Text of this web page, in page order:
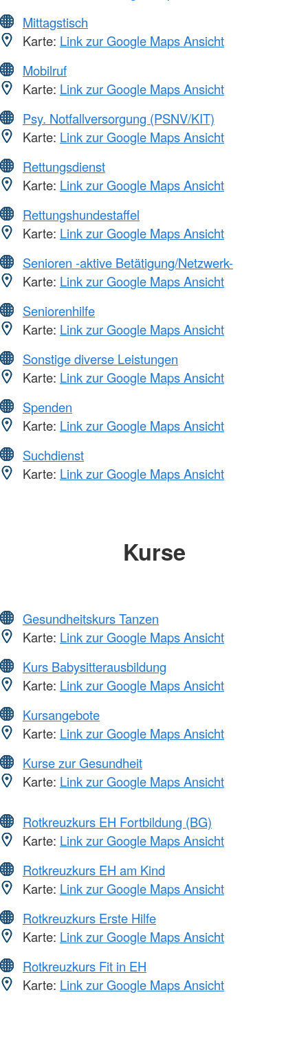
Mittagstisch
Karte: Link zur Google Maps Ansicht
Mobilruf
Karte: Link zur Google Maps Ansicht
Psy. Notfallversorgung (PSNV/KIT)
Karte: Link zur Google Maps Ansicht
Rettungsdienst
Karte: Link zur Google Maps Ansicht
Rettungshundestaffel
Karte: Link zur Google Maps Ansicht
Senioren -aktive Betätigung/Netzwerk-
Karte: Link zur Google Maps Ansicht
Seniorenhilfe
Karte: Link zur Google Maps Ansicht
Sonstige diverse Leistungen
Karte: Link zur Google Maps Ansicht
Spenden
Karte: Link zur Google Maps Ansicht
Suchdienst
Karte: Link zur Google Maps Ansicht
Kurse
Gesundheitskurs Tanzen
Karte: Link zur Google Maps Ansicht
Kurs Babysitterausbildung
Karte: Link zur Google Maps Ansicht
Kursangebote
Karte: Link zur Google Maps Ansicht
Kurse zur Gesundheit
Karte: Link zur Google Maps Ansicht
Rotkreuzkurs EH Fortbildung (BG)
Karte: Link zur Google Maps Ansicht
Rotkreuzkurs EH am Kind
Karte: Link zur Google Maps Ansicht
Rotkreuzkurs Erste Hilfe
Karte: Link zur Google Maps Ansicht
Rotkreuzkurs Fit in EH
Karte: Link zur Google Maps Ansicht